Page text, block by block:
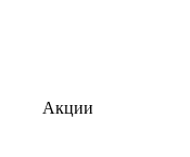
Акции